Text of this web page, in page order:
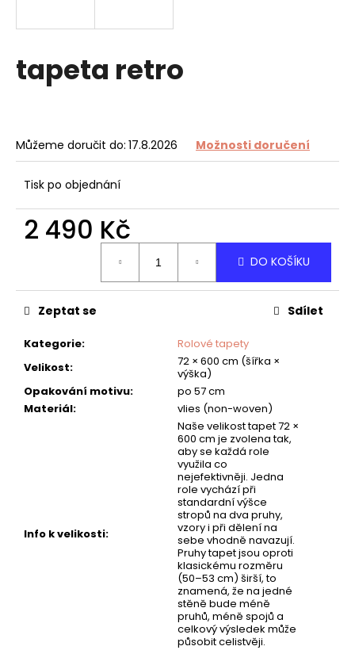
tapeta retro
Můžeme doručit do: 17.8.2026 Možnosti doručení
Tisk po objednání
2 490 Kč
DO KOŠÍKU
Kategorie:
Rolové tapety
Velikost:
72 × 600 cm (šířka ×
výška)
Opakování motivu:
po 57 cm
Materiál: vlies (non-woven)
Info k velikosti:
Naše velikost tapet 72 ×
600 cm je zvolena tak,
aby se každá role
využila co
nejefektivněji. Jedna
role vychází při
standardní výšce
stropů na dva pruhy,
vzory i při dělení na
sebe vhodně navazují.
Pruhy tapet jsou oproti
klasickému rozměru
(50–53 cm) širší, to
znamená, že na jedné
stěně bude méně
pruhů, méně spojů a
celkový výsledek může
působit celistvěji.
Zeptat se Sdílet
í
t
p
o
u
u
e